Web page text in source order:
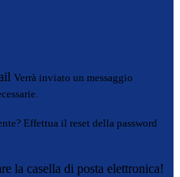
Verrà inviato un messaggio
Effettua il reset della password
la casella di posta elettronica!